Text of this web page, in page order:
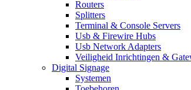
Routers
Splitters
Terminal & Console Servers
Usb & Firewire Hubs
Usb Network Adapters
Veiligheid Inrichtingen &
Digital Signage
Systemen